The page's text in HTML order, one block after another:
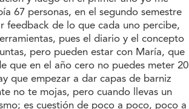
67 personas, en el segundo semestre
feedback de lo que cada uno percibe,
pues el diario y el concepto
pero pueden estar con María, que
que en el año cero no puedes meter 20
que empezar a dar capas de barniz
no te mojas, pero cuando llevas un
es cuestión de poco a poco, poco a